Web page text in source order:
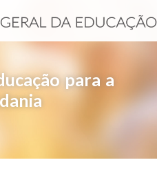
para a